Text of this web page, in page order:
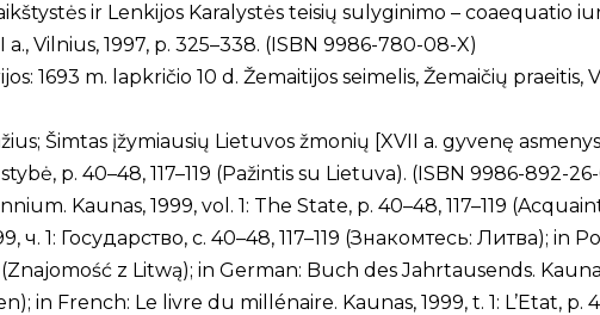
ir Lenkijos Karalystės teisių sulyginimo – coaequatio
Vilnius, 1997, p. 325–338. (ISBN 9986-780-08-X)
1693 m. lapkričio 10 d. Žemaitijos seimelis, Žemaičių praeitis,
Šimtas įžymiausių Lietuvos žmonių [XVII a. gyvenę
p. 40–48, 117–119 (Pažintis su Lietuva). (ISBN 9986-892-
Kaunas, 1999, vol. 1: The State, p. 40–48, 117–119
ч. 1: Государство, c. 40–48, 117–119 (Знакомтесь: Литва); in
(Znajomość z Litwą); in German: Buch des Jahrtausends.
in French: Le livre du millénaire. Kaunas, 1999, t. 1: L’Etat, p.